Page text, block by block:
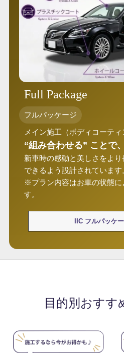
Full Package
フルパッケージ
メイン施工（ボディコーティ
“組み合わせる” ことで、
新車時の感動と美しさをより
できるよう設計されています
※プラン内容はお車の状態に
す。
IIC フルパッケ
目的別おすす